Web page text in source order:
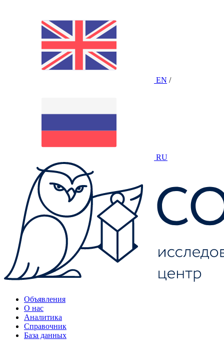
EN /
RU
Объявления
О нас
Аналитика
Справочник
База данных